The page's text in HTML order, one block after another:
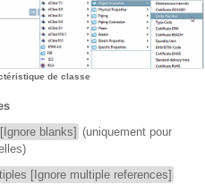
de classe
blanks] (uniquement pour
[Ignore multiple references]